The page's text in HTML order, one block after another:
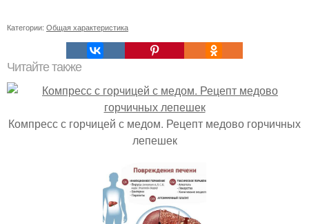
Категории: Общая характеристика
Читайте также
Компресс с горчицей с медом. Рецепт медово горчичных
лепешек